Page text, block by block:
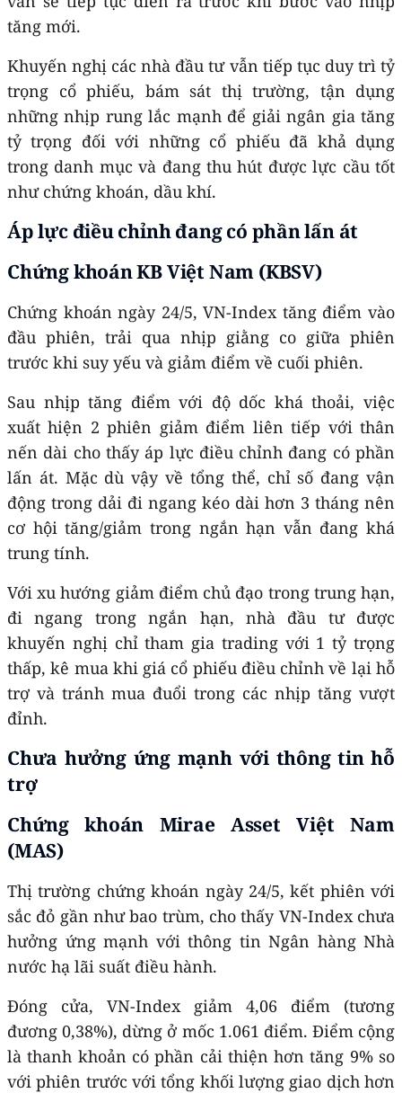
tăng mới.
Khuyến nghị các nhà đầu tư vẫn tiếp tục duy trì tỷ
trọng cổ phiếu, bám sát thị trường, tận dụng
những nhịp rung lắc mạnh để giải ngân gia tăng
tỷ trọng đối với những cổ phiếu đã khả dụng
trong danh mục và đang thu hút được lực cầu tốt
như chứng khoán, dầu khí.
Áp lực điều chỉnh đang có phần lấn át
Chứng khoán KB Việt Nam (KBSV)
Chứng khoán ngày 24/5, VN-Index tăng điểm vào
đầu phiên, trải qua nhịp giằng co giữa phiên
trước khi suy yếu và giảm điểm về cuối phiên.
Sau nhịp tăng điểm với độ dốc khá thoải, việc
xuất hiện 2 phiên giảm điểm liên tiếp với thân
nến dài cho thấy áp lực điều chỉnh đang có phần
lấn át. Mặc dù vậy về tổng thể, chỉ số đang vận
động trong dải đi ngang kéo dài hơn 3 tháng nên
cơ hội tăng/giảm trong ngắn hạn vẫn đang khá
trung tính.
Với xu hướng giảm điểm chủ đạo trong trung hạn,
đi ngang trong ngắn hạn, nhà đầu tư được
khuyến nghị chỉ tham gia trading với 1 tỷ trọng
thấp, kê mua khi giá cổ phiếu điều chỉnh về lại hỗ
trợ và tránh mua đuổi trong các nhịp tăng vượt
đỉnh.
Chưa hưởng ứng mạnh với thông tin hỗ
trợ
Chứng khoán Mirae Asset Việt Nam
(MAS)
Thị trường chứng khoán ngày 24/5, kết phiên với
sắc đỏ gần như bao trùm, cho thấy VN-Index chưa
hưởng ứng mạnh với thông tin Ngân hàng Nhà
nước hạ lãi suất điều hành.
Đóng cửa, VN-Index giảm 4,06 điểm (tương
đương 0,38%), dừng ở mốc 1.061 điểm. Điểm cộng
là thanh khoản có phần cải thiện hơn tăng 9% so
với phiên trước với tổng khối lượng giao dịch hơn